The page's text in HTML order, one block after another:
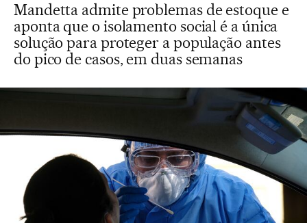
Mandetta admite problemas de estoque e
aponta que o isolamento social é a única
solução para proteger a população antes
do pico de casos, em duas semanas